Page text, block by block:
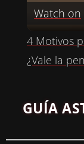
Watch on
4 Motivos
¿Vale la
GUÍA